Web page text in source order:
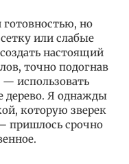
готовностью, но
или слабые
настоящий
точно подогнав
использовать
дерево. Я однажды
которую зверек
пришлось срочно